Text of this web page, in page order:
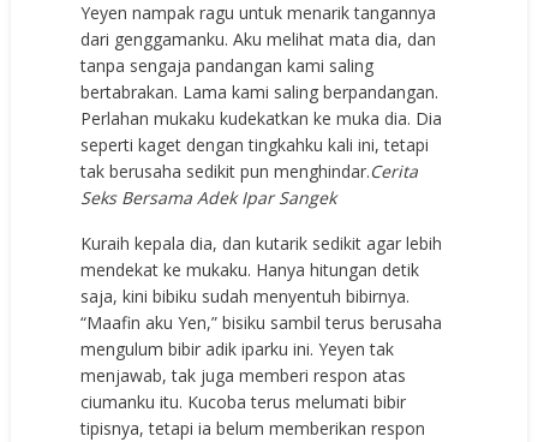
Yeyen nampak ragu untuk menarik tangannya
dari genggamanku. Aku melihat mata dia, dan
tanpa sengaja pandangan kami saling
bertabrakan. Lama kami saling berpandangan.
Perlahan mukaku kudekatkan ke muka dia. Dia
seperti kaget dengan tingkahku kali ini, tetapi
tak berusaha sedikit pun menghindar.Cerita
Seks Bersama Adek Ipar Sangek
Kuraih kepala dia, dan kutarik sedikit agar lebih
mendekat ke mukaku. Hanya hitungan detik
saja, kini bibiku sudah menyentuh bibirnya.
“Maafin aku Yen,” bisiku sambil terus berusaha
mengulum bibir adik iparku ini. Yeyen tak
menjawab, tak juga memberi respon atas
ciumanku itu. Kucoba terus melumati bibir
tipisnya, tetapi ia belum memberikan respon